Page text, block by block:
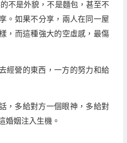
不是外貌，不是麵包，甚至不
。如果不分享，兩人在同一屋
，而這種強大的空虛感，最傷
經營的東西，一方的努力和給
，多給對方一個眼神，多給對
婚姻注入生機。